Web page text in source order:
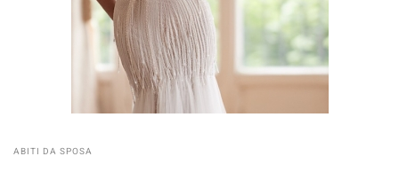
ABITI DA SPOSA